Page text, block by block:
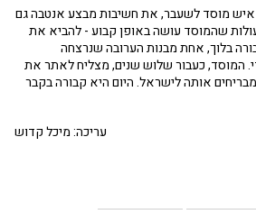
איש מוסד לשעבר, את חשיבות מבצע אנטבה גם
שהמוסד עושה באופן קבוע - להביא את
בלוך, אחת מבנות הערובה שנרצחה
המוסד, כעבור שלוש שנים, מצליח לאתר את
אותה לישראל. היום היא קבורה בקבר
עריכה: מיכל קדוש